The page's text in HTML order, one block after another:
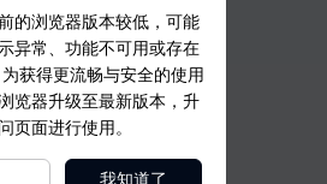
的浏览器版本较低，可能
异常、功能不可用或存在
获得更流畅与安全的使用
览器升级至最新版本，升
页面进行使用。
我知道了